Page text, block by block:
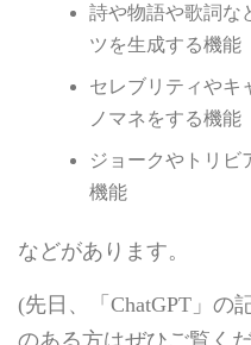
詩や物語や歌詞な
ツを生成する機能
セレブリティやキ
ノマネをする機能
ジョークやトリビ
機能
などがあります。
(先日、「ChatGPT」の
のある方はぜひご覧く